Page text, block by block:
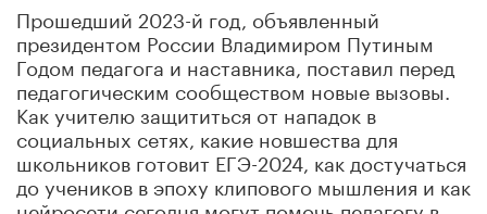
Прошедший 2023-й год, объявленный
президентом России Владимиром Путиным
Годом педагога и наставника, поставил перед
педагогическим сообществом новые вызовы.
Как учителю защититься от нападок в
социальных сетях, какие новшества для
школьников готовит ЕГЭ-2024, как достучаться
до учеников в эпоху клипового мышления и как